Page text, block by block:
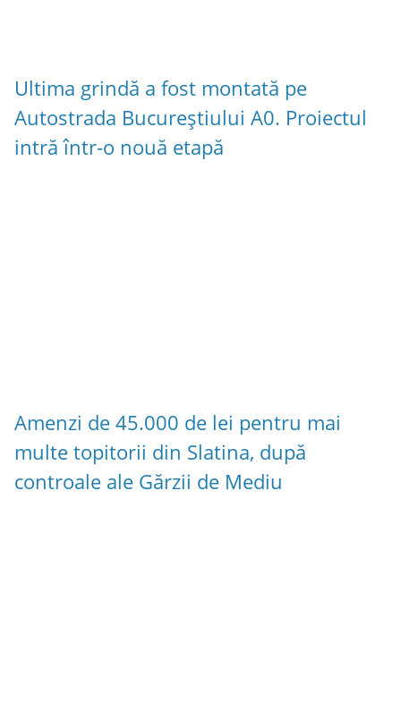
Ultima grindă a fost montată pe
Autostrada Bucureștiului A0. Proiectul
intră într-o nouă etapă
Amenzi de 45.000 de lei pentru mai
multe topitorii din Slatina, după
controale ale Gărzii de Mediu